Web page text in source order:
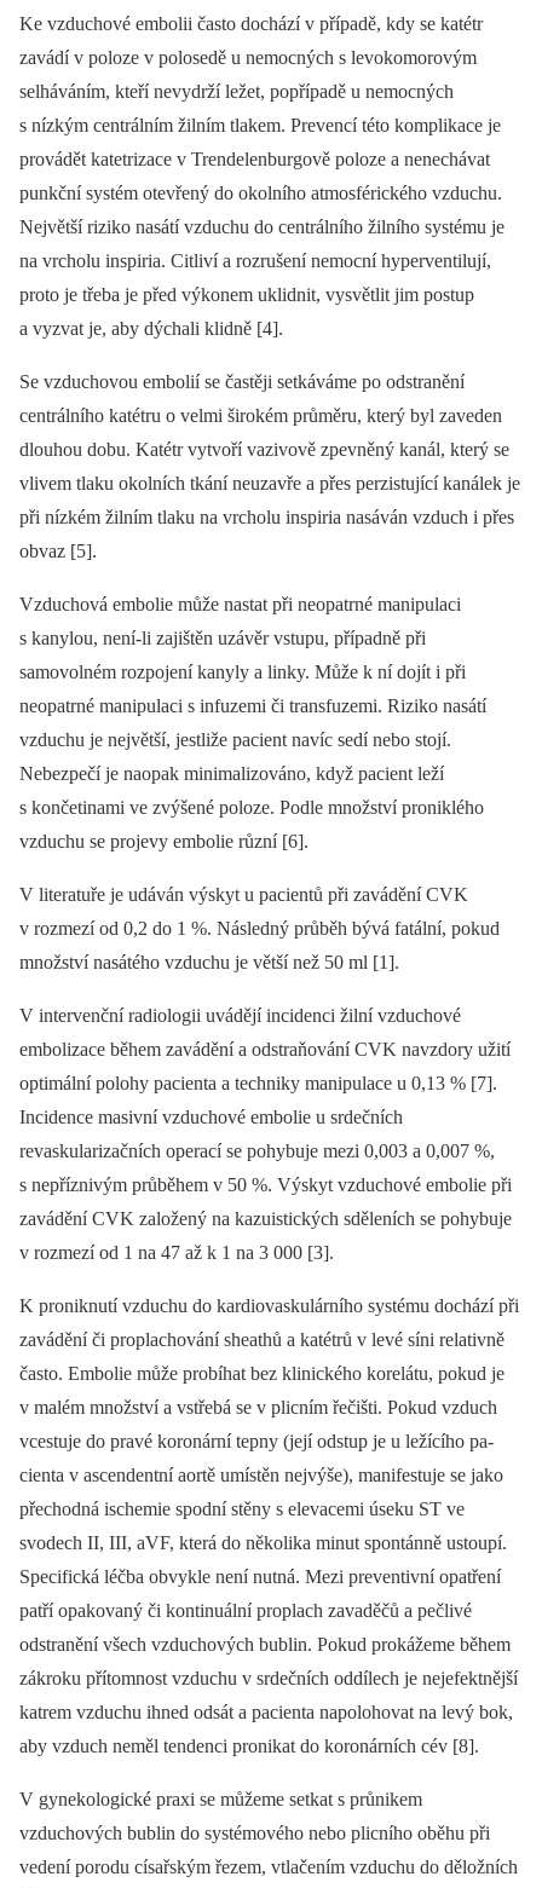
Ke vzduchové embolii často dochází v případě, kdy se katétr
zavádí v poloze v polosedě u nemocných s levokomorovým
selháváním, kteří nevydrží ležet, popřípadě u nemocných
s nízkým centrálním žilním tlakem. Prevencí této komplikace je
provádět katetrizace v Trendelenburgově poloze a nenechávat
punkční systém otevřený do okolního atmosférického vzduchu.
Největší riziko nasátí vzduchu do centrálního žilního systému je
na vrcholu inspiria. Citliví a rozrušení nemocní hyperventilují,
proto je třeba je před výkonem uklidnit, vysvětlit jim postup
a vyzvat je, aby dýchali klidně [4].
Se vzduchovou embolií se častěji setkáváme po odstranění
centrálního katétru o velmi širokém průměru, který byl zaveden
dlouhou dobu. Katétr vytvoří vazivově zpevněný kanál, který se
vlivem tlaku okolních tkání neuzavře a přes perzistující kanálek je
při nízkém žilním tlaku na vrcholu inspiria nasáván vzduch i přes
obvaz [5].
Vzduchová embolie může nastat při neopatrné manipulaci
s kanylou, není‑li zajištěn uzávěr vstupu, případně při
samovolném rozpojení kanyly a linky. Může k ní dojít i při
neopatrné manipulaci s infuzemi či transfuzemi. Riziko nasátí
vzduchu je největší, jestliže pa­cient navíc sedí nebo stojí.
Nebezpečí je naopak minimalizováno, když pa­cient leží
s končetinami ve zvýšené poloze. Podle množství proniklého
vzduchu se projevy embolie různí [6].
V literatuře je udáván výskyt u pa­cientů při zavádění CVK
v rozmezí od 0,2 do 1 %. Následný průběh bývá fatální, pokud
množství nasátého vzduchu je větší než 50 ml [1].
V intervenční radiologii uvádějí incidenci žilní vzduchové
embolizace během zavádění a odstraňování CVK navzdory užití
optimální polohy pa­cienta a techniky manipulace u 0,13 % [7].
Incidence masivní vzduchové embolie u srdečních
revaskularizačních operací se pohybuje mezi 0,003 a 0,007 %,
s nepříznivým průběhem v 50 %. Výskyt vzduchové embolie při
zavádění CVK založený na kazuistických sděleních se pohybuje
v rozmezí od 1 na 47 až k 1 na 3 000 [3].
K proniknutí vzduchu do kardiovaskulárního systému dochází při
zavádění či proplachování sheathů a katétrů v levé síni relativně
často. Embolie může probíhat bez klinického korelátu, pokud je
v malém množství a vstřebá se v plicním řečišti. Pokud vzduch
vcestuje do pravé koronární tepny (její odstup je u ležícího pa­
cienta v ascendentní aortě umístěn nejvýše), manifestuje se jako
přechodná ischemie spodní stěny s elevacemi úseku ST ve
svodech II, III, aVF, která do několika minut spontánně ustoupí.
Specifická léčba obvykle není nutná. Mezi preventivní opatření
patří opakovaný či kontinuální proplach zavaděčů a pečlivé
odstranění všech vzduchových bublin. Pokud prokážeme během
zákroku přítomnost vzduchu v srdečních oddílech je nejefektnější
katrem vzduchu ihned odsát a pa­cienta napolohovat na levý bok,
aby vzduch neměl tendenci pronikat do koronárních cév [8].
V gynekologické praxi se můžeme setkat s průnikem
vzduchových bublin do systémového nebo plicního oběhu při
vedení porodu císařským řezem, vtlačením vzduchu do děložních